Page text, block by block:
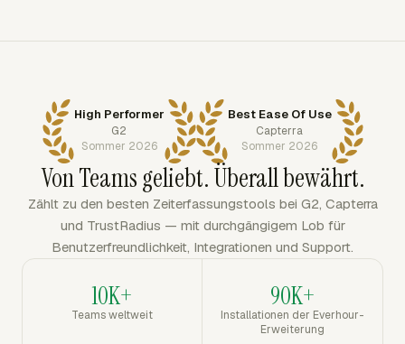
High Performer
G2
Sommer 2026
Best Ease Of Use
Capterra
Sommer 2026
Von Teams geliebt. Überall bewährt.
Zählt zu den besten Zeiterfassungstools bei G2, Capterra
und TrustRadius — mit durchgängigem Lob für
Benutzerfreundlichkeit, Integrationen und Support.
10K+
Teams weltweit
90K+
Installationen der Everhour-
Erweiterung